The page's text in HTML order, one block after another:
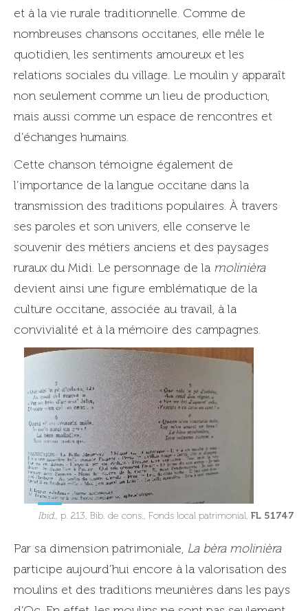
et à la vie rurale traditionnelle. Comme de
nombreuses chansons occitanes, elle mêle le
quotidien, les sentiments amoureux et les
relations sociales du village. Le moulin y apparaît
non seulement comme un lieu de production,
mais aussi comme un espace de rencontres et
d’échanges humains.
Cette chanson témoigne également de
l’importance de la langue occitane dans la
transmission des traditions populaires. À travers
ses paroles et son univers, elle conserve le
souvenir des métiers anciens et des paysages
ruraux du Midi. Le personnage de la molinièra
devient ainsi une figure emblématique de la
culture occitane, associée au travail, à la
convivialité et à la mémoire des campagnes.
Ibid. , p. 213, Bib. de cons., Fonds local patrimonial, FL 51747
Par sa dimension patrimoniale, La bèra molinièra
participe aujourd’hui encore à la valorisation des
moulins et des traditions meunières dans les pays